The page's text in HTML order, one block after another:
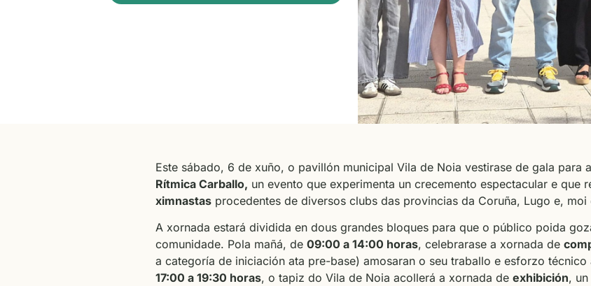
Este sábado, 6 de xuño, o pavillón municipal Vila de Noia vestirase de gala para
Rítmica Carballo, un evento que experimenta un crecemento espectacular e que
ximnastas procedentes de diversos clubs das provincias da Coruña, Lugo e, moi
A xornada estará dividida en dous grandes bloques para que o público poida
comunidade. Pola mañá, de 09:00 a 14:00 horas, celebrarase a xornada de
a categoría de iniciación ata pre-base) amosaran o seu traballo e esforzo
17:00 a 19:30 horas, o tapiz do Vila de Noia acollerá a xornada de exhibición,